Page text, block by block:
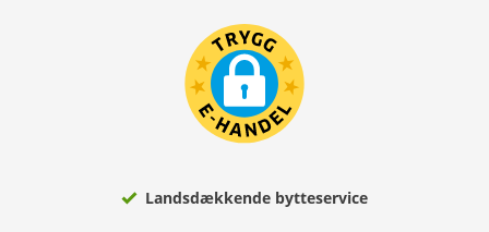
Landsdækkende bytteservice